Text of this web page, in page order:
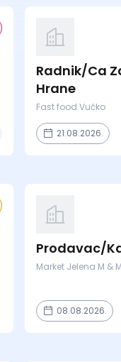
Radnik/Ca
Hrane
Fast food Vučko
21.08.2026.
Prodavac/
Market Jelena M & M
08.08.2026.